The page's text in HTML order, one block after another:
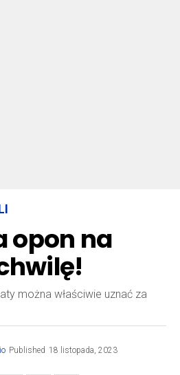
opon na
można właściwie uznać za
Published 18 listopada, 2023